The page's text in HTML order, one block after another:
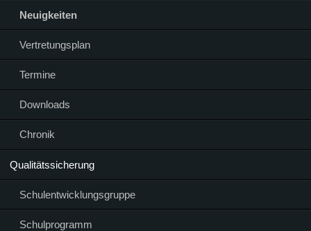
Neuigkeiten
Vertretungsplan
Termine
Downloads
Chronik
Qualitätssicherung
Schulentwicklungsgruppe
Schulprogramm